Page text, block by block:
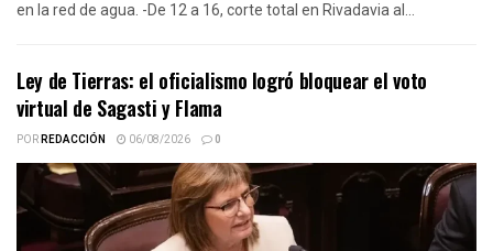
en la red de agua. -De 12 a 16, corte total en Rivadavia al...
Ley de Tierras: el oficialismo logró bloquear el voto
virtual de Sagasti y Flama
PORREDACCIÓN 06/08/2026 0